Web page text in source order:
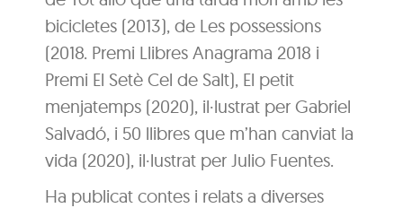
bicicletes (2013), de Les possessions
(2018. Premi Llibres Anagrama 2018 i
Premi El Setè Cel de Salt), El petit
menjatemps (2020), il·lustrat per Gabriel
Salvadó, i 50 llibres que m’han canviat la
vida (2020), il·lustrat per Julio Fuentes.
Ha publicat contes i relats a diverses